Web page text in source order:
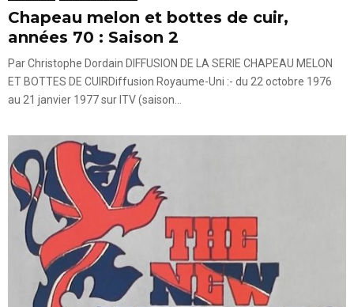
Chapeau melon et bottes de cuir,
années 70 : Saison 2
Par Christophe Dordain DIFFUSION DE LA SERIE CHAPEAU MELON
ET BOTTES DE CUIRDiffusion Royaume-Uni :- du 22 octobre 1976
au 21 janvier 1977 sur ITV (saison...